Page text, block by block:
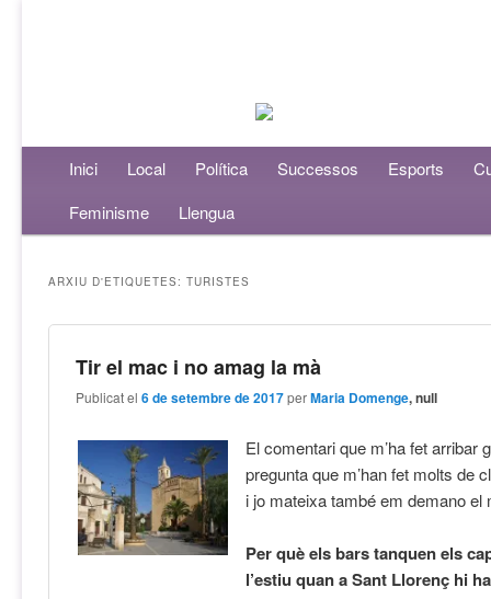
Menú principalAneu al contingut principal
Aneu al contingut secundari
Inici Local Política Successos Esports
Feminisme
Llengua
ARXIU D'ETIQUETES:TURISTES
Tir el mac i no amag la mà
Publicat el6 de setembre de 2017 perMaria Domenge, null
El comentari que m’ha fet arribar
pregunta que m’han fet molts de
i jo mateixa també em demano el
Per què els bars tanquen els
l’estiu quan a Sant Llorenç hi